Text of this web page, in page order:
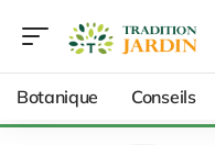
Botanique Conseils